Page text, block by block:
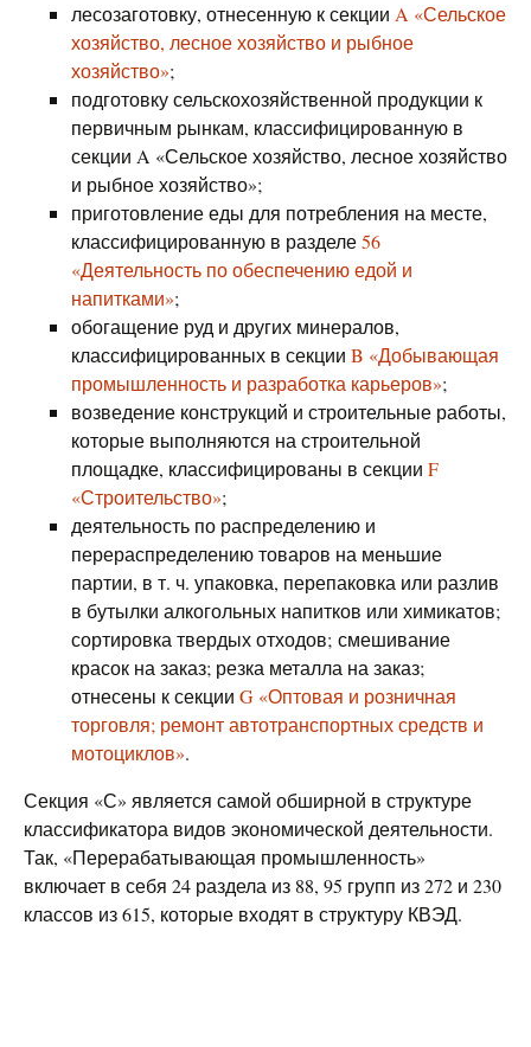
лесозаготовку, отнесенную к секции A «Сельское
хозяйство, лесное хозяйство и рыбное
хозяйство»;
подготовку сельскохозяйственной продукции к
первичным рынкам, классифицированную в
секции A «Сельское хозяйство, лесное хозяйство
и рыбное хозяйство»;
приготовление еды для потребления на месте,
классифицированную в разделе56
«Деятельность по обеспечению едой и
напитками»;
обогащение руд и других минералов,
классифицированных в секции B «Добывающая
промышленность и разработка карьеров»;
возведение конструкций и строительные работы,
которые выполняются на строительной
площадке, классифицированы в секции F
«Строительство»;
деятельность по распределению и
перераспределению товаров на меньшие
партии, в т. ч. упаковка, перепаковка или разлив
в бутылки алкогольных напитков или химикатов;
сортировка твердых отходов; смешивание
красок на заказ; резка металла на заказ;
отнесены к секции G «Оптовая и розничная
торговля; ремонт автотранспортных средств и
мотоциклов».
Секция «С» является самой обширной в структуре
классификатора видов экономической деятельности.
Так, «Перерабатывающая промышленность»
включает в себя 24 раздела из 88, 95 групп из 272 и 230
классов из 615, которые входят в структуру КВЭД.